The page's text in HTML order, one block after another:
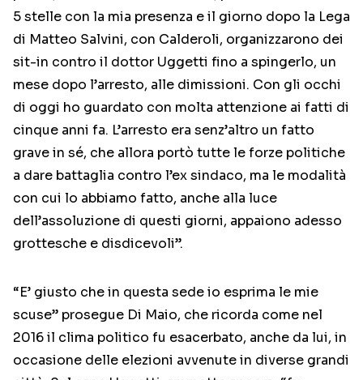
5 stelle con la mia presenza e il giorno dopo la Lega
di Matteo Salvini, con Calderoli, organizzarono dei
sit-in contro il dottor Uggetti fino a spingerlo, un
mese dopo l’arresto, alle dimissioni. Con gli occhi
di oggi ho guardato con molta attenzione ai fatti di
cinque anni fa. L’arresto era senz’altro un fatto
grave in sé, che allora portò tutte le forze politiche
a dare battaglia contro l’ex sindaco, ma le modalità
con cui lo abbiamo fatto, anche alla luce
dell’assoluzione di questi giorni, appaiono adesso
grottesche e disdicevoli”.
“E’ giusto che in questa sede io esprima le mie
scuse” prosegue Di Maio, che ricorda come nel
2016 il clima politico fu esacerbato, anche da lui, in
occasione delle elezioni avvenute in diverse grandi